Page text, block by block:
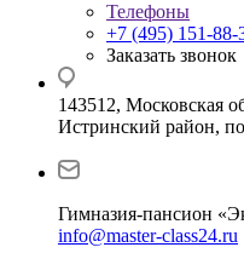
Телефоны
+7 (495) 151-88-
Заказать звонок
143512, Московская
Истринский район,
Гимназия-пансион
info@master-class24.ru